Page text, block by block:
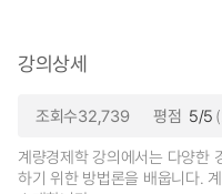
강의상세
조회수32,739 평점 5/5
계량경제학 강의에서는 다양한
하기 위한 방법론을 배웁니다.